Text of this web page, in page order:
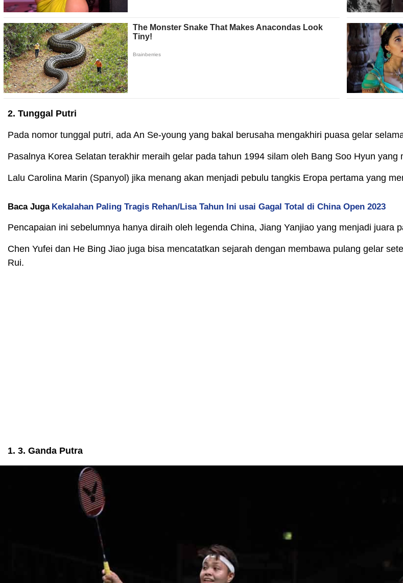
2. Tunggal Putri
Pada nomor tunggal putri, ada An Se-young yang bakal berusaha mengakhiri puasa gelar
Pasalnya Korea Selatan terakhir meraih gelar pada tahun 1994 silam oleh Bang Soo Hyun
Lalu Carolina Marin (Spanyol) jika menang akan menjadi pebulu tangkis Eropa pertama yang
Baca Juga Kekalahan Paling Tragis Rehan/Lisa Tahun Ini usai Gagal Total di China Open 2023
Pencapaian ini sebelumnya hanya diraih oleh legenda China, Jiang Yanjiao yang menjadi juara
Chen Yufei dan He Bing Jiao juga bisa mencatatkan sejarah dengan membawa pulang gelar
Rui.
1. 3. Ganda Putra